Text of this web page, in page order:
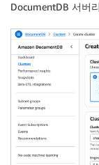
DocumentDB 서버